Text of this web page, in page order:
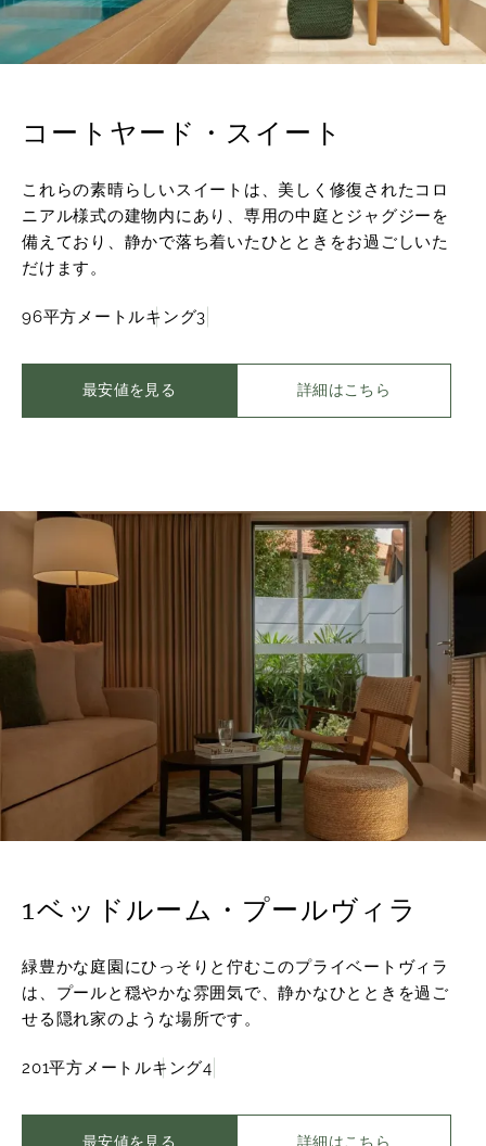
コートヤード・スイート
これらの素晴らしいスイートは、美しく修復されたコロ
ニアル様式の建物内にあり、専用の中庭とジャグジーを
備えており、静かで落ち着いたひとときをお過ごしいた
だけます。
96平方メートルキング3
最安値を見る 詳細はこちら
1ベッドルーム・プールヴィラ
緑豊かな庭園にひっそりと佇むこのプライベートヴィラ
は、プールと穏やかな雰囲気で、静かなひとときを過ご
せる隠れ家のような場所です。
201平方メートルキング4
最安値を見る 詳細はこちら